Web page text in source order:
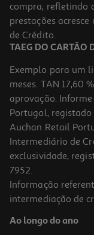
compra, refletindo
prestações
de Crédito.
TAEG DO CARTÃO
Exemplo para um
meses. TAN 17,60
aprovação.
Portugal, registado
Auchan Retail
Intermediário de
exclusividade,
7952.
Informação
intermediação de
Ao longo do ano